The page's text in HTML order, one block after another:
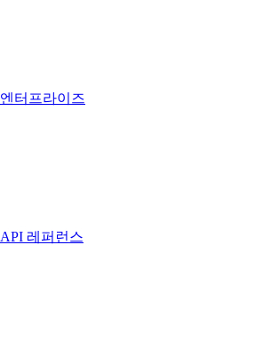
엔터프라이즈
API 레퍼런스